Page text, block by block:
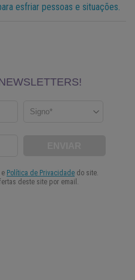
esfriar pessoas e situações.